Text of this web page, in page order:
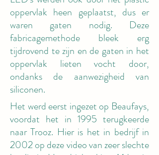
oppervlak heen geplaatst, dus er
waren gaten nodig. Deze
fabricagemethode bleek erg
tijdrovend te zijn en de gaten in het
oppervlak lieten vocht door,
ondanks de aanwezigheid van
siliconen.
Het werd eerst ingezet op Beaufays,
voordat het in 1995 terugkeerde
naar Trooz. Hier is het in bedrijf in
2002 op deze video van zeer slechte